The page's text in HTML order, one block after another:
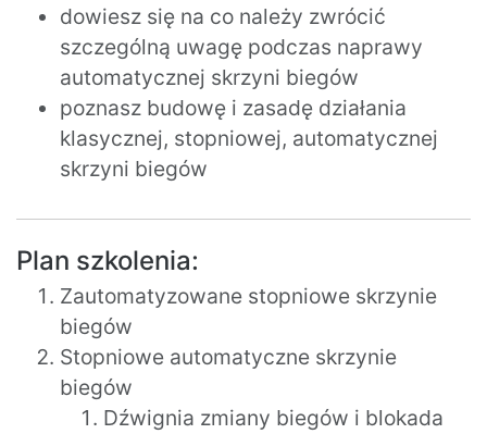
dowiesz się na co należy zwrócić
szczególną uwagę podczas naprawy
automatycznej skrzyni biegów
poznasz budowę i zasadę działania
klasycznej, stopniowej, automatycznej
skrzyni biegów
Plan szkolenia:
Zautomatyzowane stopniowe skrzynie
biegów
Stopniowe automatyczne skrzynie
biegów
Dźwignia zmiany biegów i blokada